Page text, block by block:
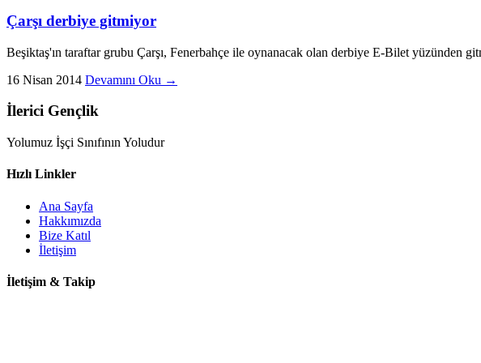
Çarşı derbiye gitmiyor
Beşiktaş'ın taraftar grubu Çarşı, Fenerbahçe ile oynanacak olan derbiye E-Bilet yüzünden
16 Nisan 2014 Devamını Oku →
İlerici Gençlik
Yolumuz İşçi Sınıfının Yoludur
Hızlı Linkler
Ana Sayfa
Hakkımızda
Bize Katıl
İletişim
İletişim & Takip